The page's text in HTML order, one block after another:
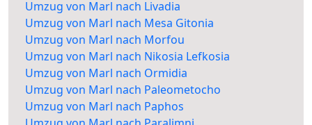
Umzug von Marl nach Livadia
Umzug von Marl nach Mesa Gitonia
Umzug von Marl nach Morfou
Umzug von Marl nach Nikosia Lefkosia
Umzug von Marl nach Ormidia
Umzug von Marl nach Paleometocho
Umzug von Marl nach Paphos